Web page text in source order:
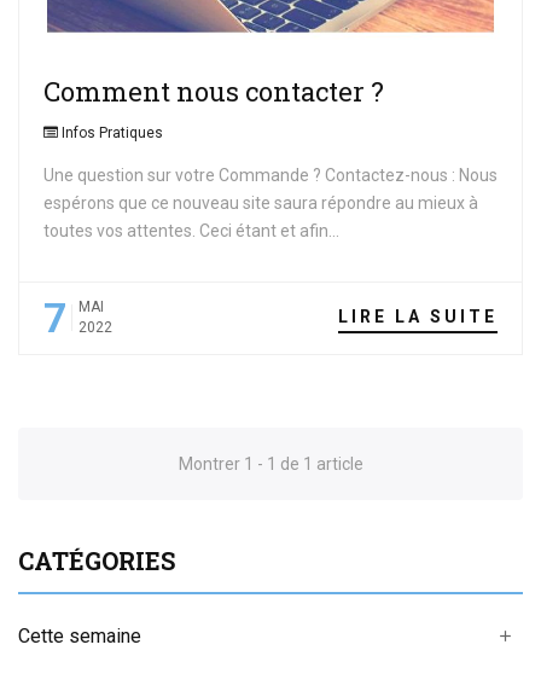
Comment nous contacter ?
Infos Pratiques
Une question sur votre Commande ? Contactez-nous : Nous
espérons que ce nouveau site saura répondre au mieux à
toutes vos attentes. Ceci étant et afin...
7
MAI
2022
LIRE LA SUITE
Montrer 1 - 1 de 1 article
CATÉGORIES
Cette semaine add